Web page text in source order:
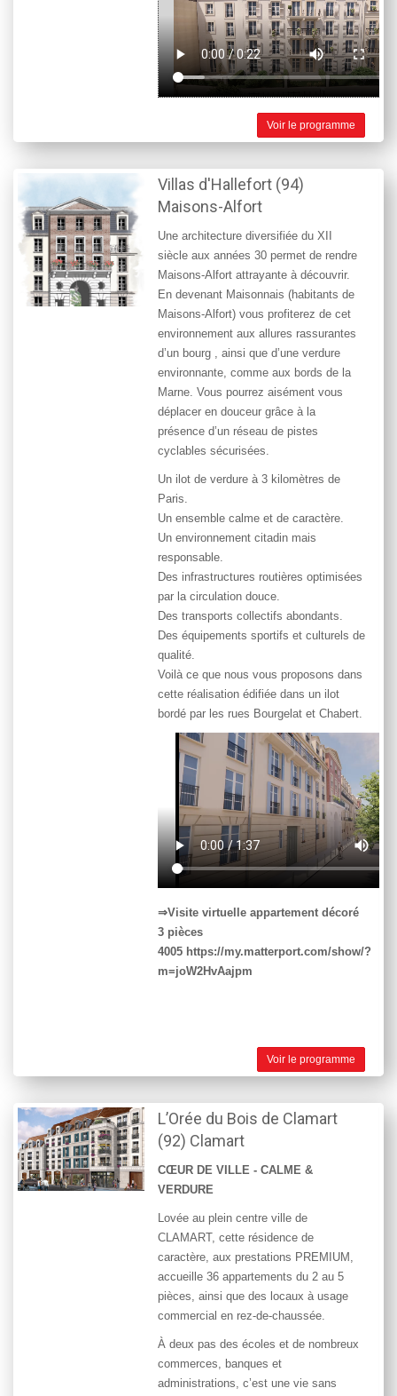
Voir le programme
Villas d'Hallefort (94)
Maisons-Alfort
Une architecture diversifiée du XII
siècle aux années 30 permet de rendre
Maisons-Alfort attrayante à découvrir.
En devenant Maisonnais (habitants de
Maisons-Alfort) vous profiterez de cet
environnement aux allures rassurantes
d’un bourg , ainsi que d’une verdure
environnante, comme aux bords de la
Marne. Vous pourrez aisément vous
déplacer en douceur grâce à la
présence d’un réseau de pistes
cyclables sécurisées.
Un ilot de verdure à 3 kilomètres de
Paris.
Un ensemble calme et de caractère.
Un environnement citadin mais
responsable.
Des infrastructures routières optimisées
par la circulation douce.
Des transports collectifs abondants.
Des équipements sportifs et culturels de
qualité.
Voilà ce que nous vous proposons dans
cette réalisation édifiée dans un ilot
bordé par les rues Bourgelat et Chabert.
⇒Visite virtuelle appartement décoré
3 pièces
4005 https://my.matterport.com/show/?
m=joW2HvAajpm
Voir le programme
L’Orée du Bois de Clamart
(92) Clamart
CŒUR DE VILLE - CALME &
VERDURE
Lovée au plein centre ville de
CLAMART, cette résidence de
caractère, aux prestations PREMIUM,
accueille 36 appartements du 2 au 5
pièces, ainsi que des locaux à usage
commercial en rez-de-chaussée.
À deux pas des écoles et de nombreux
commerces, banques et
administrations, c’est une vie sans